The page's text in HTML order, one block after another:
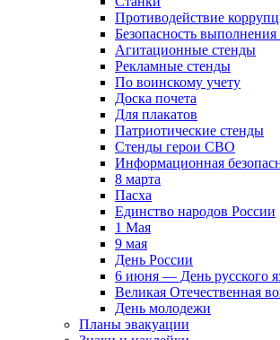
Противодействие
Безопасность выполнения
Агитационные стенды
Рекламные стенды
По воинскому учету
Доска почета
Для плакатов
Патриотические стенды
Стенды герои СВО
Информационная
8 марта
Пасха
Единство народов России
1 Мая
9 мая
День России
6 июня — День русского
Великая Отечественная
День молодежи
Планы эвакуации